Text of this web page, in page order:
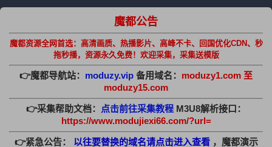
魔都公告
魔都资源全网首选：高清画质、热播影片、高峰不卡、回国优化CDN、秒
拖秒播，资源永久免费！欢迎采集，采集送模版
👉魔都导航站： moduzy.vip 备用域名： moduzy1.com 至
moduzy15.com
👉采集帮助文档： 点击前往采集教程 M3U8解析接口：
https://www.modujiexi66.com/?url=
👉紧急公告： 以往要替换的域名请点击进入查看 ，魔都演示